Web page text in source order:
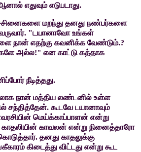
எதுவும் எடுபடாது.
மறந்து தனது நண்பர்களை
"டயானாவோ உங்கள்
நான் எதற்கு கவனிக்க வேண்டும்.?
அல்ல!" என காட்டு கத்தாக
நீடித்தது.
நான் மத்திய லண்டனில் உள்ள
சந்தித்தேன். கூடவே டயானாவும்
மெய்க்காப்பாளன் என்று
காவலன் என்று நினைத்தாரோ
தனது காதலுக்கு
கிடைத்து விட்டது என்று கூட